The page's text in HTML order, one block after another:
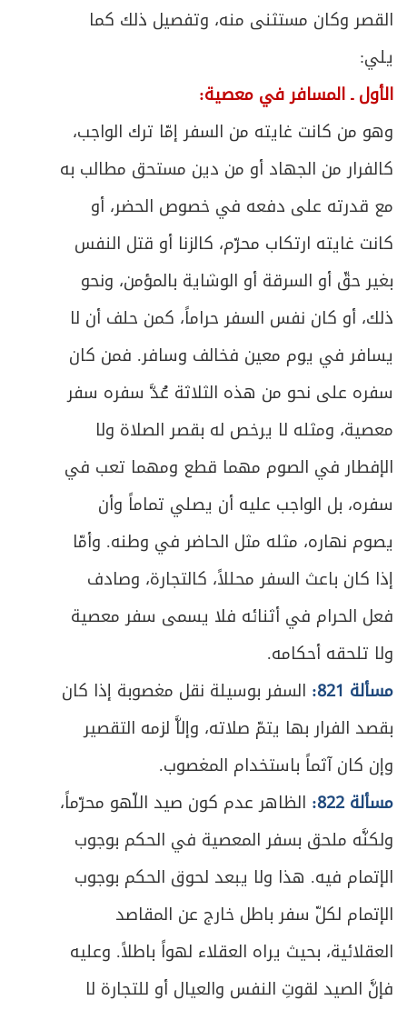
القصر وكان مستثنى منه، وتفصيل ذلك كما
يلي:
الأول ـ المسافر في معصية:
وهو من كانت غايته من السفر إمّا ترك الواجب،
كالفرار من الجهاد أو من دين مستحق مطالب به
مع قدرته على دفعه في خصوص الحضر، أو
كانت غايته ارتكاب محرّم، كالزنا أو قتل النفس
بغير حقّ أو السرقة أو الوشاية بالمؤمن، ونحو
ذلك، أو كان نفس السفر حراماً، كمن حلف أن لا
يسافر في يوم معين فخالف وسافر. فمن كان
سفره على نحو من هذه الثلاثة عُدَّ سفره سفر
معصية، ومثله لا يرخص له بقصر الصلاة ولا
الإفطار في الصوم مهما قطع ومهما تعب في
سفره، بل الواجب عليه أن يصلي تماماً وأن
يصوم نهاره، مثله مثل الحاضر في وطنه. وأمّا
إذا كان باعث السفر محللاً، كالتجارة، وصادف
فعل الحرام في أثنائه فلا يسمى سفر معصية
ولا تلحقه أحكامه.
مسألة 821:
السفر بوسيلة نقل مغصوبة إذا كان
بقصد الفرار بها يتمّ صلاته، وإلاَّ لزمه التقصير
وإن كان آثماً باستخدام المغصوب.
مسألة 822:
الظاهر عدم كون صيد اللّهو محرّماً،
ولكنَّه ملحق بسفر المعصية في الحكم بوجوب
الإتمام فيه. هذا ولا يبعد لحوق الحكم بوجوب
الإتمام لكلّ سفر باطل خارج عن المقاصد
العقلائية، بحيث يراه العقلاء لهواً باطلاً. وعليه
فإنَّ الصيد لقوتِ النفس والعيال أو للتجارة لا
ص
400
المبحث السادس ـ في أحكام مترتبة على
ص
403
الفصل السادس - في سائر الصلوات الواجبة
405 المبحث الأول ـ في صلاة الجمعة
ص
409 المبحث الثاني ـ في صلاة الآيات
413 المبحث الثالث ـ في صلاة العيدين
ص
415 المبحث الرابع ـ في صلوات أخرى مستحبة
ص
417 الفصل السابع - في القضاء
419 متى يجب القضاء؟
ص
420 ما يَجب قضاؤه من الصلاة
ص أحكام القضاء
423 القضاء عن الميت
ص
430 الباب الثالث - في الصوم والاعتكاف
ص
432
433 المبحث الأول ـ في ثبوت الهلال
ص
443 المبحث الثاني ـ في شروط الصوم
448 المبحث الثالث ـ في الصوم ونيته
ص
454 المبحث الرابع ـ في المفطرات
ص461 المبحث الخامس ـ في الكفارة
467 المبحث السادس ـ في الفدية